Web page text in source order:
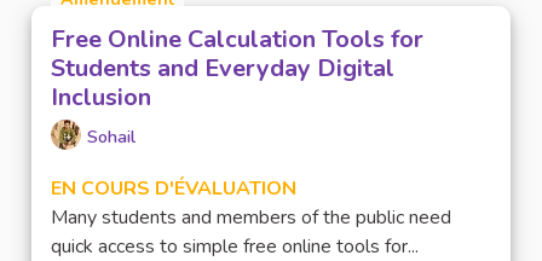
Free Online Calculation Tools for
Students and Everyday Digital
Inclusion
Sohail
EN COURS D'ÉVALUATION
Many students and members of the public need
quick access to simple free online tools for...